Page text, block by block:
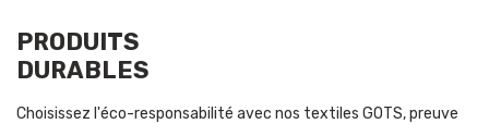
PRODUITS
DURABLES
Choisissez l'éco-responsabilité avec nos textiles GOTS, preuve